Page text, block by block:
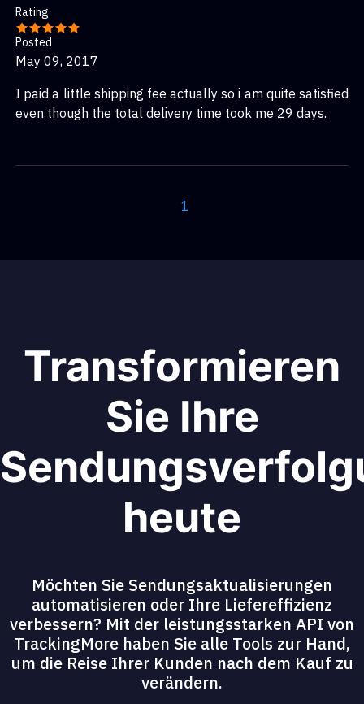
Rating
Posted
May 09, 2017
I paid a little shipping fee actually so i am quite satisfied
even though the total delivery time took me 29 days.
1
Transformieren
Sie Ihre
heute
Möchten Sie Sendungsaktualisierungen
automatisieren oder Ihre Liefereffizienz
verbessern? Mit der leistungsstarken API von
TrackingMore haben Sie alle Tools zur Hand,
um die Reise Ihrer Kunden nach dem Kauf zu
verändern.